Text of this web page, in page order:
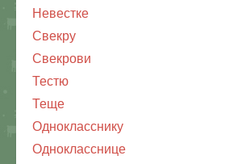
Невестке
Свекру
Свекрови
Тестю
Теще
Однокласснику
Однокласснице